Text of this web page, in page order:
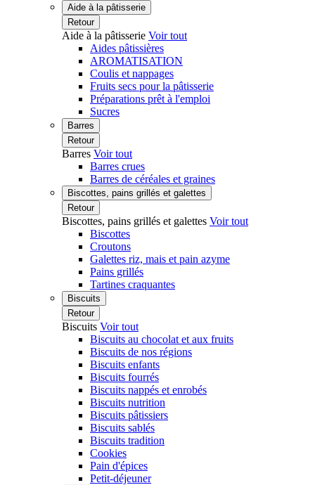
Aide à la pâtisserie
Retour
Aide à la pâtisserie Voir tout
Aides pâtissières
AROMATISATION
Coulis et nappages
Fruits secs pour la pâtisserie
Préparations prêt à l'emploi
Sucres
Barres
Retour
Barres Voir tout
Barres crues
Barres de céréales et graines
Biscottes, pains grillés et galettes
Retour
Biscottes, pains grillés et galettes Voir tout
Biscottes
Croutons
Galettes riz, mais et pain azyme
Pains grillés
Tartines craquantes
Biscuits
Retour
Biscuits Voir tout
Biscuits au chocolat et aux fruits
Biscuits de nos régions
Biscuits enfants
Biscuits fourrés
Biscuits nappés et enrobés
Biscuits nutrition
Biscuits pâtissiers
Biscuits sablés
Biscuits tradition
Cookies
Pain d'épices
Petit-déjeuner